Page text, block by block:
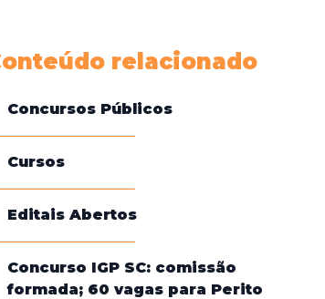
relacionado
Concursos Públicos
Cursos
Editais Abertos
Concurso IGP SC: comissão
formada; 60 vagas para Perito